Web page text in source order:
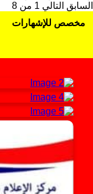
السابق التالي 1 من 8
مخصص للإشهارات